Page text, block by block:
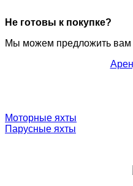
Не готовы к покупке?
Мы можем предложить вам
Моторные яхты
Парусные яхты